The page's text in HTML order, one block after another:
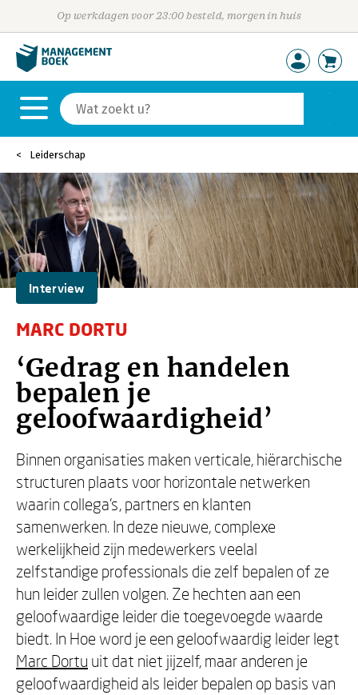
Op werkdagen voor 23:00 besteld, morgen in huis
Leiderschap
Interview
MARC DORTU
‘Gedrag en handelen
bepalen je
geloofwaardigheid’
Binnen organisaties maken verticale, hiërarchische
structuren plaats voor horizontale netwerken
waarin collega’s, partners en klanten
samenwerken. In deze nieuwe, complexe
werkelijkheid zijn medewerkers veelal
zelfstandige professionals die zelf bepalen of ze
hun leider zullen volgen. Ze hechten aan een
geloofwaardige leider die toegevoegde waarde
biedt. In Hoe word je een geloofwaardig leider legt
Marc Dortu uit dat niet jijzelf, maar anderen je
geloofwaardigheid als leider bepalen op basis van